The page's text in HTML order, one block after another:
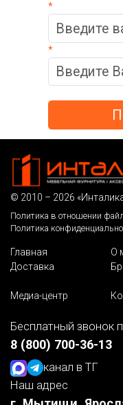
*
*
© 2010 – 2026
Политика в отношении
Политика
Главная О
Доставка
Медиа-центр
Бесплатный звонок
8 (800) 700-36-13
канал в ТГ
Наш адрес